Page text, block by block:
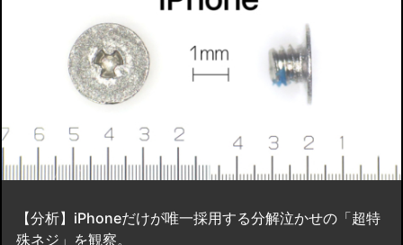
【分析】iPhoneだけが唯一採用する分解泣かせの「超特
殊ネジ」を観察。